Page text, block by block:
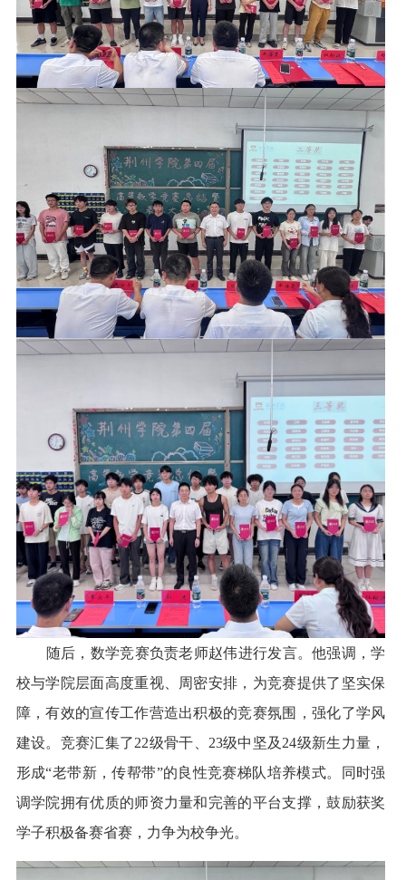
随后，数学竞赛负责老师赵伟进行发言。他强调，学
校与学院层面高度重视、周密安排，为竞赛提供了坚实保
障，有效的宣传工作营造出积极的竞赛氛围，强化了学风
建设。竞赛汇集了22级骨干、 23级中坚及 24级新生力量，
形成“老带新，传帮带”的良性竞赛梯队培养模式。同时强
调学院拥有优质的师资力量和完善的平台支撑，鼓励获奖
学子积极备赛省赛，力争为校争光。